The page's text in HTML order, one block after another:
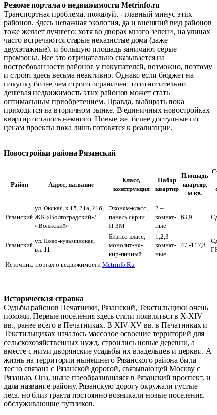
Резюме портала о недвижимости Metrinfo.ru
Транспортная проблема, пожалуй, - главный минус этих
районов. Здесь неважная экология, да и внешний вид районов
тоже желает лучшего: хотя во дворах много зелени, на улицах
часто встречаются старые неказистые дома (даже
двухэтажные), и большую площадь занимают серые
промзоны. Все это отрицательно сказывается на
востребованности районов у покупателей, возможно, поэтому
и строят здесь весьма неактивно. Однако если бюджет на
покупку более чем строго ограничен, то относительно
дешевая недвижимость этих районов может стать
оптимальным приобретением. Правда, выбирать пока
приходится на вторичном рынке. В единичных новостройках
квартир осталось немного. Новые же, более доступные по
ценам проекты пока лишь готовятся к реализации.
Новостройки района Рязанский
Район Адрес, название
Класс,
конструкция
Набор
квартир
Площадь
квартир,
м кв.
Рязанский
ул. Окская, к.15, 21а, 21б,
ЖК «Волгоградский»/
«Волжский»
Эконом-класс,
панель серии
П-3М
2 –
комнат-
ные
63,9
Рязанский
ул. Ново-кузьминская,
вл. 11
Бизнес-класс,
монолит-но-
кир-пичный
1,2,3-
комнат-
ные
47 -117,8
Источник: портал о недвижимости Metrinfo.Ru
Историческая справка
Судьбы районов Печатники, Рязанский, Текстильщики очень
похожи. Первые поселения здесь стали появляться в X-XIV
вв., ранее всего в Печатниках. В XIV-XV вв. в Печатниках и
Текстильщиках началось массовое освоение территорий для
сельскохозяйственных нужд, строились новые деревни, а
вместе с ними дворянские усадьбы их владельцев и церкви. А
жизнь на территории нынешнего Рязанского района была
тесно связана с Рязанской дорогой, связывающей Москву с
Рязанью. Она, ныне преобразившаяся в Рязанский проспект, и
дала название району. Рязанскую дорогу окружали густые
леса, но близ тракта постоянно возникали новые поселения,
обслуживающие путников.